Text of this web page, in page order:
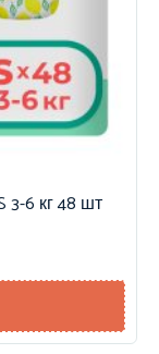
6 кг 48 шт